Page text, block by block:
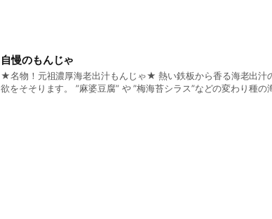
自慢のもんじゃ
★名物！元祖濃厚海老出汁もんじゃ★ 熱い鉄板から香る海老出汁
欲をそそります。 ”麻婆豆腐” や ”梅海苔シラス”などの変わり種の